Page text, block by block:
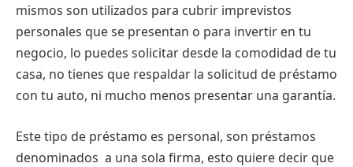
mismos son utilizados para cubrir imprevistos
personales que se presentan o para invertir en tu
negocio, lo puedes solicitar desde la comodidad de tu
casa, no tienes que respaldar la solicitud de préstamo
con tu auto, ni mucho menos presentar una garantía.
Este tipo de préstamo es personal, son préstamos
denominados a una sola firma, esto quiere decir que